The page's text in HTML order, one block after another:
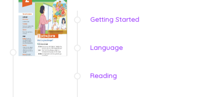
Getting Started
Language
Reading